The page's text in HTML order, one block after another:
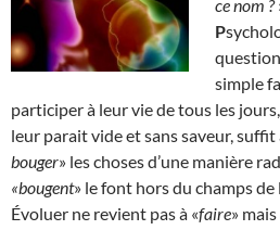
ce nom ?
P
simple
participer à leur vie de tous les
leur parait vide et sans saveur, suffit
bouger» les choses d’une manière
«bougent» le font hors du champs de
Évoluer ne revient pas à «faire» mais